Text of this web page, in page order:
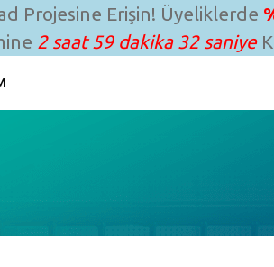
Projesine Erişin! Üyeliklerde
2 saat 59 dakika 31 saniye